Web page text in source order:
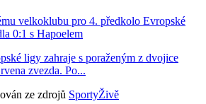
velkoklubu pro 4. předkolo Evropské
0:1 s Hapoelem
ligy zahraje s poraženým z dvojice
zvezda. Po...
ze zdrojů SportyŽivě